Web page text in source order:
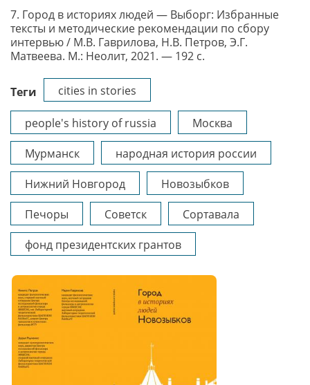
7. Город в историях людей — Выборг: Избранные
тексты и методические рекомендации по сбору
интервью / М.В. Гаврилова, Н.В. Петров, Э.Г.
Матвеева. М.: Неолит, 2021. — 192 с.
Теги cities in stories
people's history of russia
Москва
Мурманск
народная история россии
Нижний Новгород
Новозыбков
Печоры
Советск
Сортавала
фонд президентских грантов